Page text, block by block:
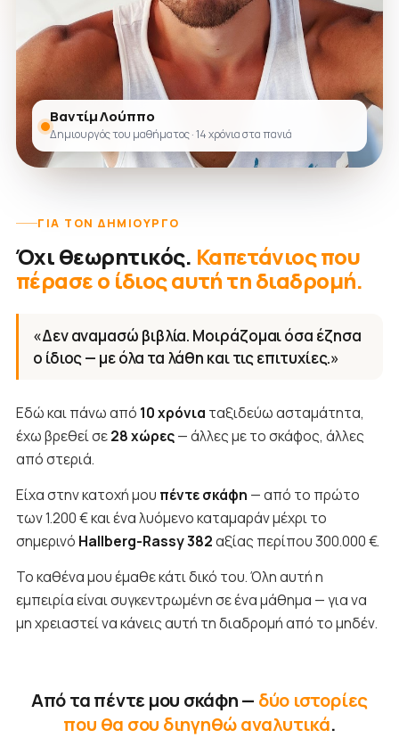
Βαντίμ Λούππο
Δημιουργός του μαθήματος · 14 χρόνια στα πανιά
ΓΙΑ ΤΟΝ ΔΗΜΙΟΥΡΓΌ
Όχι θεωρητικός. Καπετάνιος που
πέρασε ο ίδιος αυτή τη διαδρομή.
«Δεν αναμασώ βιβλία. Μοιράζομαι όσα έζησα
ο ίδιος — με όλα τα λάθη και τις επιτυχίες.»
Εδώ και πάνω από 10 χρόνια ταξιδεύω ασταμάτητα,
έχω βρεθεί σε28 χώρες— άλλες με το σκάφος, άλλες
από στεριά.
Είχα στην κατοχή μου πέντε σκάφη — από το πρώτο
των 1.200 € και ένα λυόμενο καταμαράν μέχρι το
σημερινό Hallberg-Rassy 382αξίας περίπου 300.000 €.
Το καθένα μου έμαθε κάτι δικό του. Όλη αυτή η
εμπειρία είναι συγκεντρωμένη σε ένα μάθημα — για να
μη χρειαστεί να κάνεις αυτή τη διαδρομή από το μηδέν.
Από τα πέντε μου σκάφη — δύο ιστορίες
που θα σου διηγηθώ αναλυτικά.